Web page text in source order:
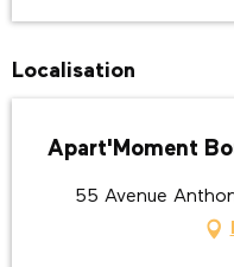
Localisation
Apart'Moment
55 Avenue